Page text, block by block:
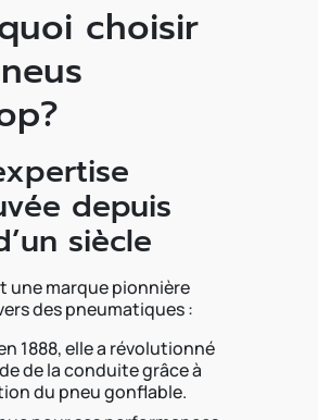
choisir
depuis
siècle
une marque pionnière
des pneumatiques :
1888, elle a révolutionné
de la conduite grâce à
du pneu gonflable.